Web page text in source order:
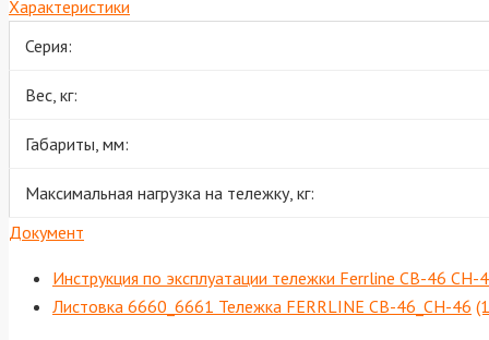
Характеристики
Серия:
Вес, кг:
Габариты, мм:
Максимальная нагрузка на тележку, кг:
Документ
Инструкция по эксплуатации тележки Ferrline СB-46 CH-
Листовка 6660_6661 Тележка FERRLINE СВ-46_СН-46